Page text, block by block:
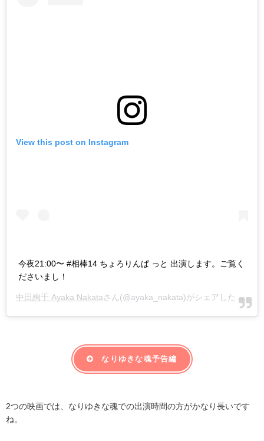
View this post on Instagram
今夜21:00〜 #相棒14 ちょろりんぱ っと 出演します。ご覧く
ださいまし！
中田絢千 Ayaka Nakataさん(@ayaka_nakata)がシェアした投稿 -
なりゆきな魂予告編
2つの映画では、なりゆきな魂での出演時間の方がかなり長いです
ね。